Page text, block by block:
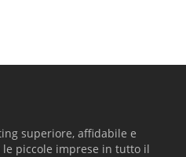
superiore, affidabile e
piccole imprese in tutto il